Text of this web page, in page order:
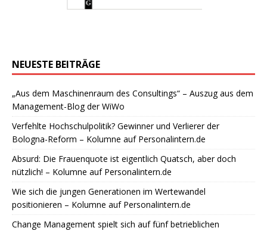
NEUESTE BEITRÄGE
„Aus dem Maschinenraum des Consultings“ – Auszug aus dem
Management-Blog der WiWo
Verfehlte Hochschulpolitik? Gewinner und Verlierer der
Bologna-Reform – Kolumne auf Personalintern.de
Absurd: Die Frauenquote ist eigentlich Quatsch, aber doch
nützlich! – Kolumne auf Personalintern.de
Wie sich die jungen Generationen im Wertewandel
positionieren – Kolumne auf Personalintern.de
Change Management spielt sich auf fünf betrieblichen